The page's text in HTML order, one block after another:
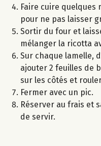
Faire cuire
pour ne pas laisser
Sortir du four et
mélanger la ricotta
Sur chaque lamelle,
ajouter 2 feuilles de
sur les côtés et
Fermer avec un pic.
Réserver au frais et
de servir.